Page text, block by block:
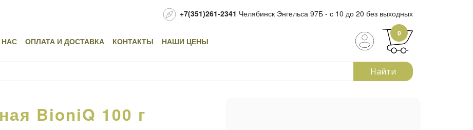
+7(351)261-2341 Челябинск Энгельса 97Б - с 10 до 20 без выходных
ОПЛАТА И ДОСТАВКА КОНТАКТЫ НАШИ ЦЕНЫ
0
Найти
BioniQ 100 г